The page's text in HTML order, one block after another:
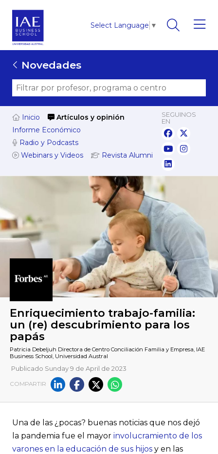
Select Language ▼
Novedades
Inicio
Artículos y opinión
Informe Económico
Radio y Podcasts
Webinars y Videos
Revista Alumni
SEGUINOS
EN
Enriquecimiento trabajo-
papás
Patricia Debeljuh Directora de Centro Conciliación Familia y
Business School, Universidad Austral
Publicado Sunday 9 de April de 2023
COMPARTIR
Una de las ¿pocas? buenas noticias que nos dejó
la pandemia fue el mayor involucramiento de los
varones en la educación de sus hijos y en las